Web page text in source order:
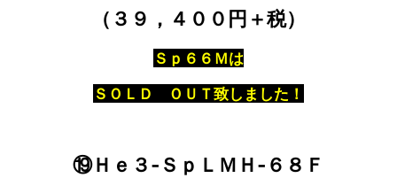
（３９，４００円＋税）
Ｓｐ６６Ｍは
ＳＯＬＤ ＯＵＴ致しました！
⑲Ｈｅ３‐ＳｐＬＭＨ‐６８Ｆ